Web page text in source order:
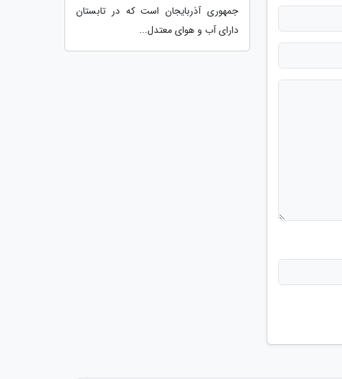
جمهوری آذربایجان است که در تابستان
دارای آب و هوای معتدل...